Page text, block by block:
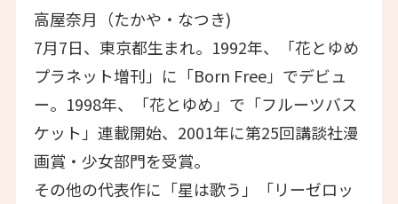
高屋奈月（たかや・なつき)
7月7日、東京都生まれ。1992年、「花とゆめ
プラネット増刊」に「Born Free」でデビュ
ー。1998年、「花とゆめ」で「フルーツバス
ケット」連載開始、2001年に第25回講談社漫
画賞・少女部門を受賞。
その他の代表作に「星は歌う」「リーゼロッ